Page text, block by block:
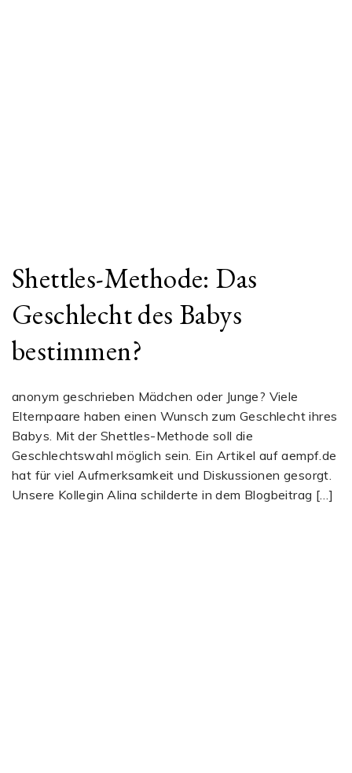
Shettles-Methode: Das
Geschlecht des Babys
bestimmen?
anonym geschrieben Mädchen oder Junge? Viele
Elternpaare haben einen Wunsch zum Geschlecht ihres
Babys. Mit der Shettles-Methode soll die
Geschlechtswahl möglich sein. Ein Artikel auf aempf.de
hat für viel Aufmerksamkeit und Diskussionen gesorgt.
Unsere Kollegin Alina schilderte in dem Blogbeitrag […]